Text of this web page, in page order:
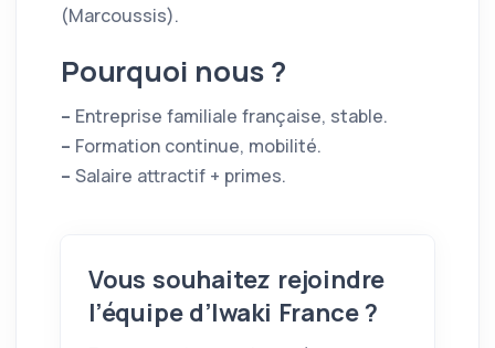
(Marcoussis).
Pourquoi nous ?
– Entreprise familiale française, stable.
– Formation continue, mobilité.
– Salaire attractif + primes.
Vous souhaitez rejoindre
l’équipe d’Iwaki France ?